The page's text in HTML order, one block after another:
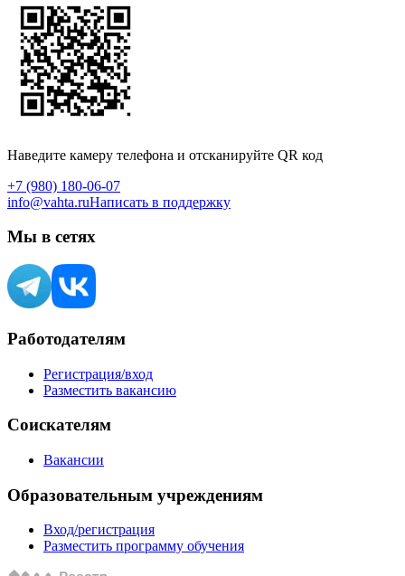
Наведите камеру телефона и отсканируйте QR код
+7 (980) 180-06-07
info@vahta.ruНаписать в поддержку
Мы в сетях
Работодателям
Регистрация/вход
Разместить вакансию
Соискателям
Вакансии
Образовательным учреждениям
Вход/регистрация
Разместить программу обучения